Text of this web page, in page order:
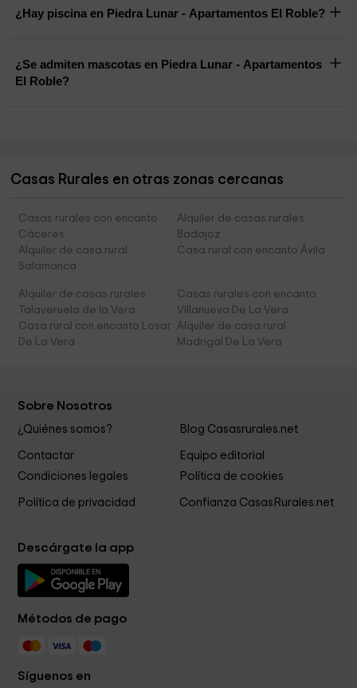
¿Hay piscina en Piedra Lunar - Apartamentos El Roble?
¿Se admiten mascotas en Piedra Lunar - Apartamentos
El Roble?
Casas Rurales en otras zonas cercanas
Casas rurales con encanto
Cáceres
Alquiler de casas rurales
Badajoz
Alquiler de casa rural
Salamanca
Casa rural con encanto Ávila
Alquiler de casas rurales
Talaveruela de la Vera
Casas rurales con encanto
Villanueva De La Vera
Casa rural con encanto Losar
De La Vera
Alquiler de casa rural
Madrigal De La Vera
Sobre Nosotros
¿Quiénes somos? Blog Casasrurales.net
Contactar
Equipo editorial
Condiciones legales
Política de cookies
Política de privacidad Confianza CasasRurales.net
Descárgate la app
Métodos de pago
Síguenos en